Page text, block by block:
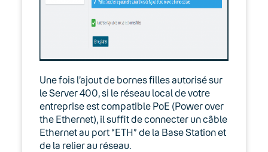
Une fois l’ajout de bornes filles autorisé sur
le Server 400, si le réseau local de votre
entreprise est compatible PoE (Power over
the Ethernet), il suffit de connecter un câble
Ethernet au port “ETH” de la Base Station et
de la relier au réseau.